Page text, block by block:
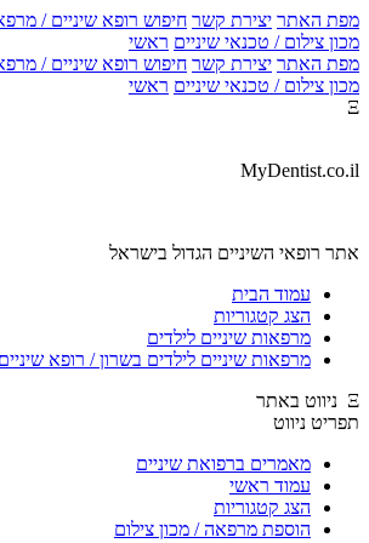
האתר יצירת קשר חיפוש רופא שיניים / מרפאה
צילום / טכנאי שיניים ראשי
האתר יצירת קשר חיפוש רופא שיניים / מרפאה
צילום / טכנאי שיניים ראשי
רופאי השיניים הגדול בישראל
עמוד הבית
הצג קטגוריות
מרפאות שיניים לילדים
מרפאות שיניים לילדים בשרון / רופא שיניים
ניווט
מאמרים ברפואת שיניים
עמוד ראשי
הצג קטגוריות
הוספת מרפאה / מכון צילום